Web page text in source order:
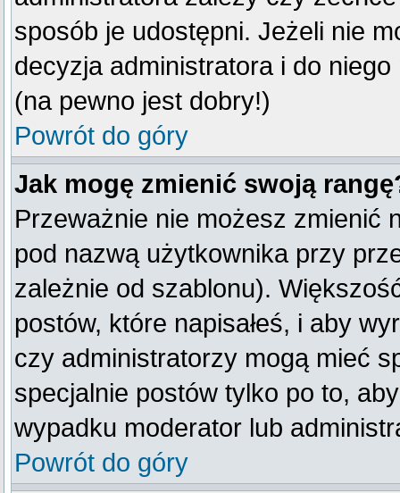
sposób je udostępni. Jeżeli nie
decyzja administratora i do
(na pewno jest dobry!)
Powrót do góry
Jak mogę zmienić swoją
Przeważnie nie możesz zmienić
pod nazwą użytkownika przy
zależnie od szablonu).
postów, które napisałeś, i aby
czy administratorzy mogą mieć
specjalnie postów tylko po to,
wypadku moderator lub
Powrót do góry